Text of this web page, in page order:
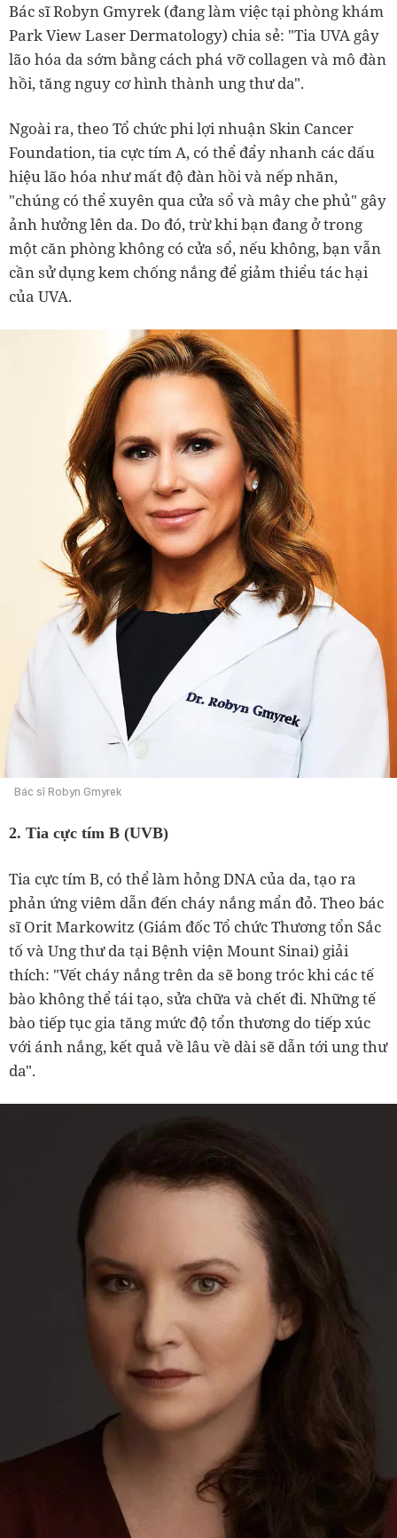
Bác sĩ Robyn Gmyrek (đang làm việc tại phòng khám
Park View Laser Dermatology) chia sẻ: "Tia UVA gây
lão hóa da sớm bằng cách phá vỡ collagen và mô đàn
hồi, tăng nguy cơ hình thành ung thư da".
Ngoài ra, theo Tổ chức phi lợi nhuận Skin Cancer
Foundation, tia cực tím A, có thể đẩy nhanh các dấu
hiệu lão hóa như mất độ đàn hồi và nếp nhăn,
"chúng có thể xuyên qua cửa sổ và mây che phủ" gây
ảnh hưởng lên da. Do đó, trừ khi bạn đang ở trong
một căn phòng không có cửa sổ, nếu không, bạn vẫn
cần sử dụng kem chống nắng để giảm thiểu tác hại
của UVA.
Bác sĩ Robyn Gmyrek
2. Tia cực tím B (UVB)
Tia cực tím B, có thể làm hỏng DNA của da, tạo ra
phản ứng viêm dẫn đến cháy nắng mẩn đỏ. Theo bác
sĩ Orit Markowitz (Giám đốc Tổ chức Thương tổn Sắc
tố và Ung thư da tại Bệnh viện Mount Sinai) giải
thích: "Vết cháy nắng trên da sẽ bong tróc khi các tế
bào không thể tái tạo, sửa chữa và chết đi. Những tế
bào tiếp tục gia tăng mức độ tổn thương do tiếp xúc
với ánh nắng, kết quả về lâu về dài sẽ dẫn tới ung thư
da".